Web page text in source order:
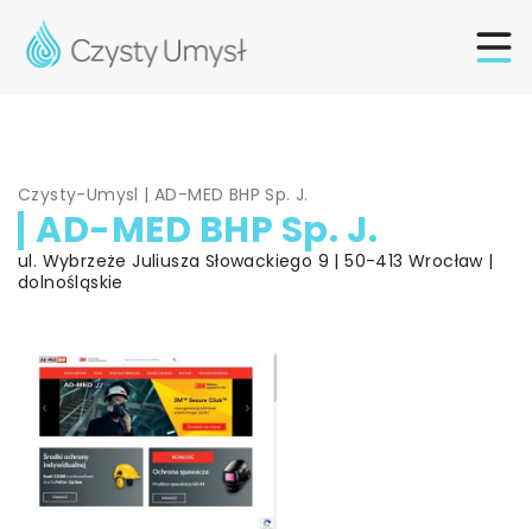
Czysty-Umysl |AD-MED BHP Sp. J.
AD-MED BHP Sp. J.
ul. Wybrzeże Juliusza Słowackiego 9 | 50-413 Wrocław |
dolnośląskie